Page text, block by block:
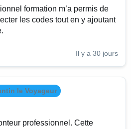
formation m’a permis de
les codes tout en y ajoutant
Il y a 30 jours
le Voyageur
professionnel. Cette